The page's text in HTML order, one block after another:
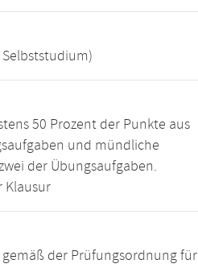
50 Prozent der Punkte aus
und mündliche
der Übungsaufgaben.
der Prüfungsordnung für